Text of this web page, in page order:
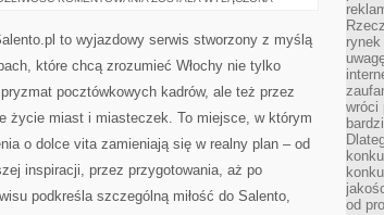
to wyjazdowy serwis stworzony z myślą
które chcą zrozumieć Włochy nie tylko
pocztówkowych kadrów, ale też przez
życie miast i miasteczek. To miejsce, w którym
o dolce vita zamieniają się w realny plan – od
inspiracji, przez przygotowania, aż po
podkreśla szczególną miłość do Salento,
wróci
od